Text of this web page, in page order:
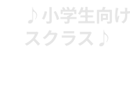
♪小学生向
スクラス♪